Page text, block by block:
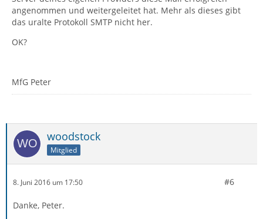
angenommen und weitergeleitet hat. Mehr als dieses gibt
das uralte Protokoll SMTP nicht her.
OK?
MfG Peter
woodstock
Mitglied
8. Juni 2016 um 17:50 #6
Danke, Peter.